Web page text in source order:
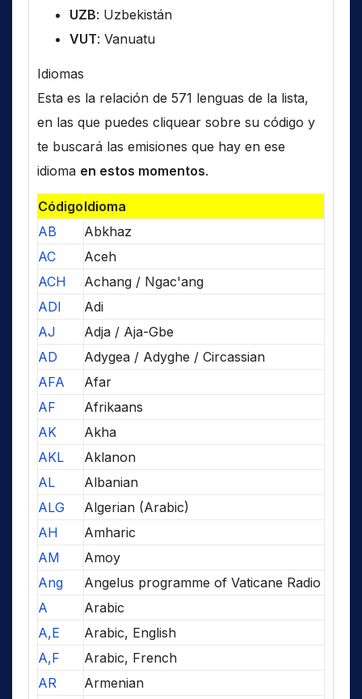
UZB: Uzbekistán
VUT: Vanuatu
Idiomas
Esta es la relación de 571 lenguas de la lista,
en las que puedes cliquear sobre su código y
te buscará las emisiones que hay en ese
idioma en estos momentos.
CódigoIdioma
AB
Abkhaz
AC
Aceh
ACH
Achang / Ngac'ang
ADI
Adi
AJ
Adja / Aja-Gbe
AD
Adygea / Adyghe / Circassian
AFA
Afar
AF
Afrikaans
AK
Akha
AKL
Aklanon
AL
Albanian
ALG
Algerian (Arabic)
AH
Amharic
AM
Amoy
Ang
Angelus programme of Vaticane Radio
A
Arabic
A,E
Arabic, English
A,F
Arabic, French
AR
Armenian